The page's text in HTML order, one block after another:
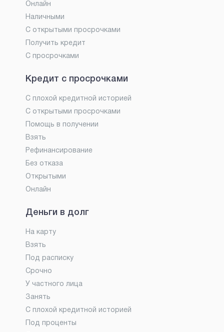
Онлайн
Наличными
С открытыми просрочками
Получить кредит
С просрочками
Кредит с просрочками
С плохой кредитной историей
С открытыми просрочками
Помощь в получении
Взять
Рефинансирование
Без отказа
Открытыми
Онлайн
Деньги в долг
На карту
Взять
Под расписку
Срочно
У частного лица
Занять
С плохой кредитной историей
Под проценты